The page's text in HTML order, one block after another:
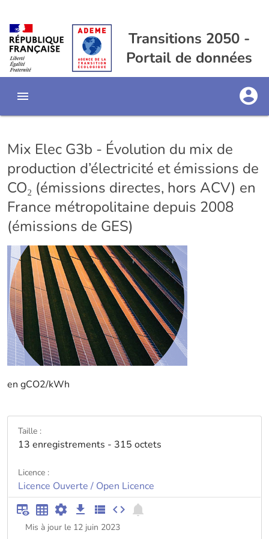
Transitions 2050 -
Portail de données
Mix Elec G3b - Évolution du mix de
production d’électricité et émissions de
CO₂ (émissions directes, hors ACV) en
France métropolitaine depuis 2008
(émissions de GES)
en gCO2/kWh
Taille :
13 enregistrements - 315 octets
Licence :
Licence Ouverte / Open Licence
Mis à jour le 12 juin 2023